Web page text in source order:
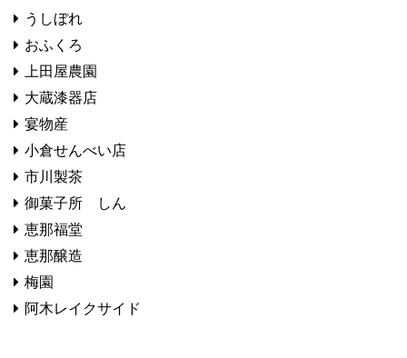
うしぼれ
おふくろ
上田屋農園
大蔵漆器店
宴物産
小倉せんべい店
市川製茶
御菓子所 しん
恵那福堂
恵那醸造
梅園
阿木レイクサイド